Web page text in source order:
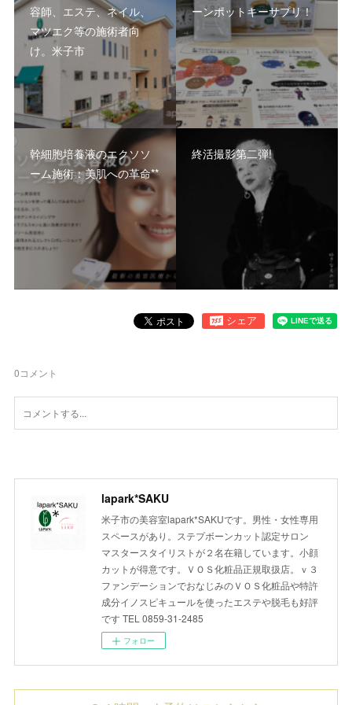
容師、エステ、ネイル、
マツエク等の施術者向
け。米子市
ーンポットキーサプリ！
幹細胞培養液のエクソソ
ーム施術：美肌への革命**
終活撮影第二弾!
0コメント
lapark*SAKU
米子市の美容室lapark*SAKUです。男性・女性専用
スペースがあり。ステプボーンカット認定サロン
マスタースタイリストが２名在籍しています。小顔
カットが得意です。ＶＯＳ化粧品正規取扱店。ｖ３
ファンデーションでおなじみのＶＯＳ化粧品や特許
成分イノスピキュールを使ったエステや脱毛も好評
です TEL 0859-31-2485
フォロー